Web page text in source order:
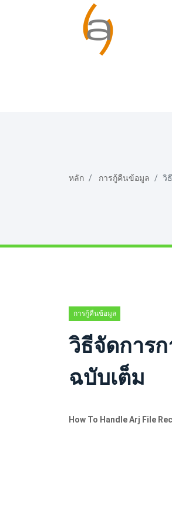
หลัก การกู้คืนข้อมูล วิ
การกู้คืนข้อมูล
วิธีจัดการ
ฉบับเต็ม
How To Handle Arj File